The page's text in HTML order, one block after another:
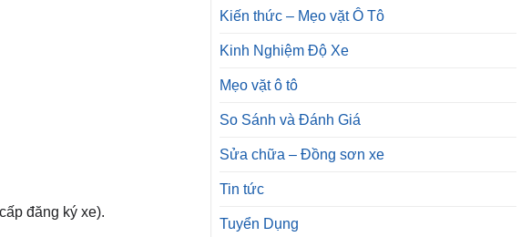
đăng ký xe).
Kiến thức – Mẹo vặt Ô Tô
Kinh Nghiệm Độ Xe
Mẹo vặt ô tô
So Sánh và Đánh Giá
Sửa chữa – Đồng sơn xe
Tin tức
Tuyển Dụng